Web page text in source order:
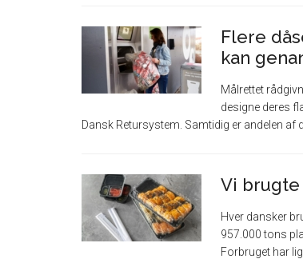
Flere
kan
Målrettet
designe deres
Dansk Retursystem. Samtidig er andelen af
Vi brugte
Hver dansker
957.000 tons
Forbruget har